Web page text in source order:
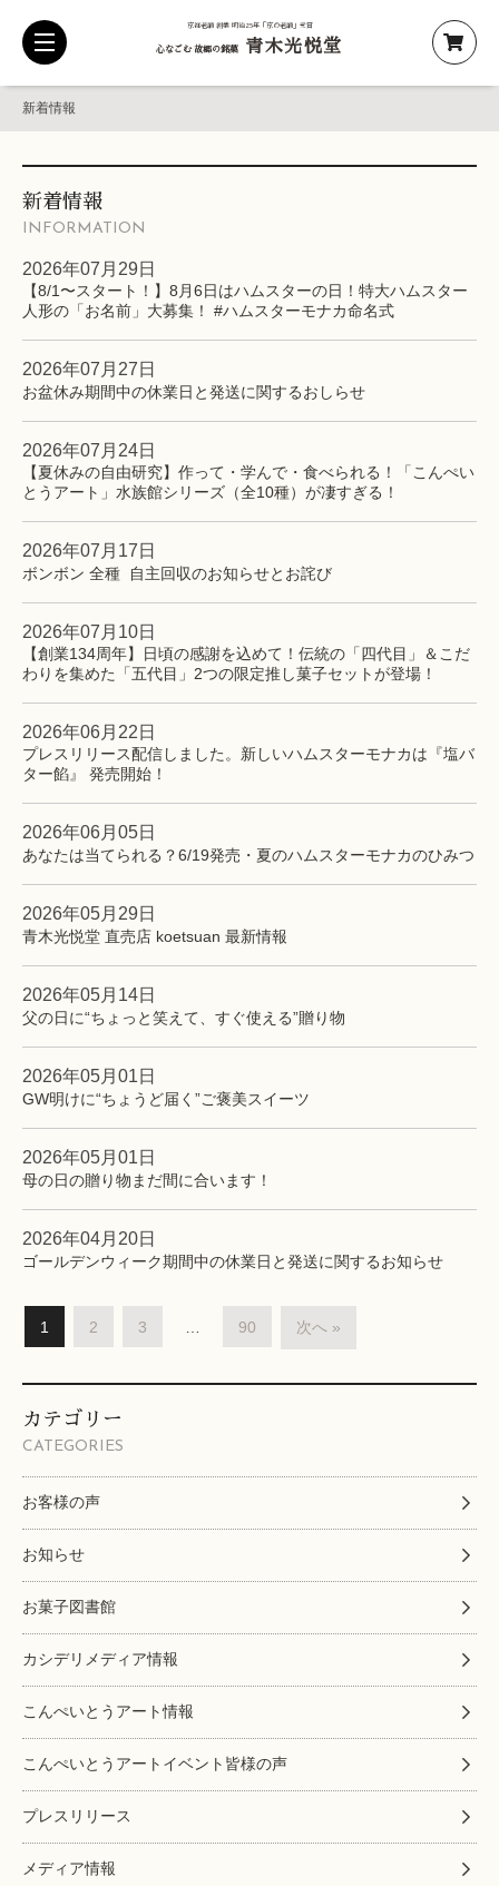
京都老舗 創業 明治25年「京の老舗」受賞
心なごむ 故郷の銘菓 青木光悦堂
toggle
navigation
新着情報
カテゴリー
CATEGORIES
お客様の声
お知らせ
お菓子図書館
カシデリメディア情報
こんぺいとうアート情報
こんぺいとうアートイベント皆様の声
プレスリリース
メディア情報
新着情報
INFORMATION
2026年07月29日
【8/1〜スタート！】8月6日はハムスターの日！特大ハムスター
人形の「お名前」大募集！ #ハムスターモナカ命名式
2026年07月27日
お盆休み期間中の休業日と発送に関するおしらせ
2026年07月24日
【夏休みの自由研究】作って・学んで・食べられる！「こんぺい
とうアート」水族館シリーズ（全10種）が凄すぎる！
2026年07月17日
ボンボン 全種 自主回収のお知らせとお詫び
2026年07月10日
【創業134周年】日頃の感謝を込めて！伝統の「四代目」＆こだ
わりを集めた「五代目」2つの限定推し菓子セットが登場！
2026年06月22日
プレスリリース配信しました。新しいハムスターモナカは『塩バ
ター餡』 発売開始！
2026年06月05日
あなたは当てられる？6/19発売・夏のハムスターモナカのひみつ
2026年05月29日
青木光悦堂 直売店 koetsuan 最新情報
2026年05月14日
父の日に“ちょっと笑えて、すぐ使える”贈り物
2026年05月01日
GW明けに“ちょうど届く”ご褒美スイーツ
2026年05月01日
母の日の贈り物まだ間に合います！
2026年04月20日
ゴールデンウィーク期間中の休業日と発送に関するお知らせ
1 2 3 90 次へ »